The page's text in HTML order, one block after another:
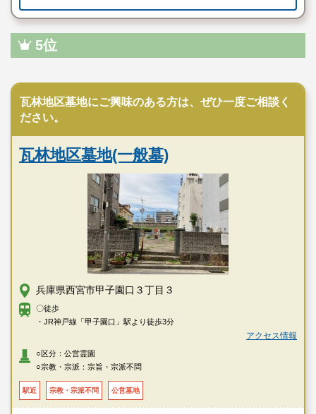
5位
瓦林地区墓地にご興味のある方は、ぜひ一度ご相談く
ださい。
瓦林地区墓地(一般墓)
兵庫県西宮市甲子園口３丁目３
〇徒歩
・JR神戸線「甲子園口」駅より徒歩3分
アクセス情報
○区分：公営霊園
○宗教・宗派：宗旨・宗派不問
駅近 宗教・宗派不問 公営墓地